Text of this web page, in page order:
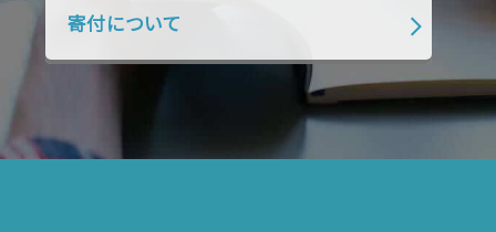
2018年1月 2017年12月
2017年10月 2017年9月 2017年8月
2017年5月
2017年4月
寄付について